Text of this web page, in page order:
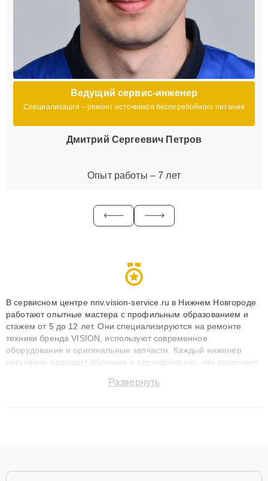
Ведущий сервис-инженер
Специализация – ремонт источников бесперебойного питания
Дмитрий Сергеевич Петров
Опыт работы – 7 лет
В сервисном центре nnv.vision-service.ru в Нижнем Новгороде
работают опытные мастера с профильным образованием и
стажем от 5 до 12 лет. Они специализируются на ремонте
техники бренда VISION, используют современное
оборудование и оригинальные запчасти. Каждый инженер
регулярно проходит обучение и сертификацию, что позволяет
технику с сохранением гарантии до 3 лет. Наши мастера
Развернуть